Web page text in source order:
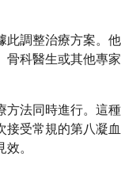
此調整治療方案。他
骨科醫生或其他專家
方法同時進行。這種
接受常規的第八凝血
。